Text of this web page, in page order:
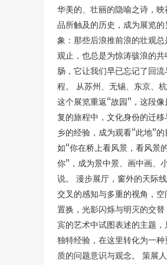
华美的、壮丽的隐喻之诗，
品所触及的历史，成为展览的
象：那些后浪推前浪的壮观总
观止，也总是为惊涛骇浪的共
肠，它让我们早已忘记了回流
程。 从苏州、无锡、东京、
这个展览重返“故园”，这段像
复的旅程中，文化身份的迁
乡的经验，成为观看“此地”
如“你在桥上看风景，看风景
你”，成为景中景、画中画、
说。 漫步展厅，窗外的天际
交叉的感知与多重的视角，空
置换，光影闪烁与明灭的交
宾的艺术中试图表述的主题，
独特经验，在这里转化为一种
质的问题意识与观念。 策展